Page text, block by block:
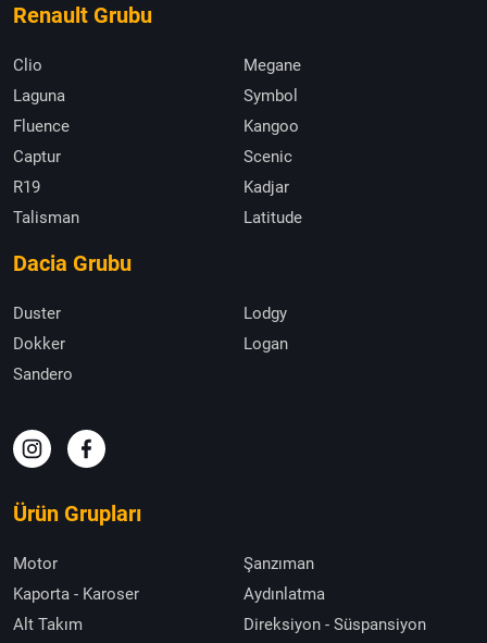
Renault Grubu
Clio
Megane
Laguna
Symbol
Fluence
Kangoo
Captur
Scenic
R19
Kadjar
Talisman
Latitude
Dacia Grubu
Duster
Lodgy
Dokker
Logan
Sandero
Ürün Grupları
Motor
Şanzıman
Kaporta - Karoser
Aydınlatma
Alt Takım
Direksiyon - Süspansiyon